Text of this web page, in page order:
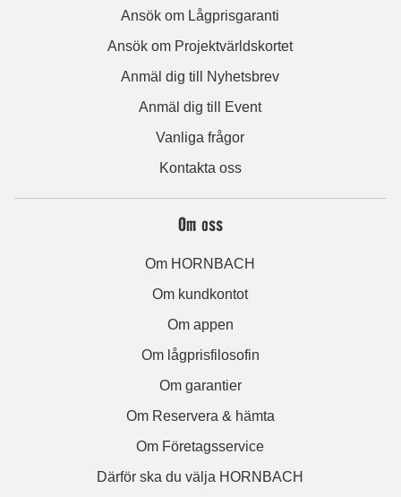
Ansök om Lågprisgaranti
Ansök om Projektvärldskortet
Anmäl dig till Nyhetsbrev
Anmäl dig till Event
Vanliga frågor
Kontakta oss
Om oss
Om HORNBACH
Om kundkontot
Om appen
Om lågprisfilosofin
Om garantier
Om Reservera & hämta
Om Företagsservice
Därför ska du välja HORNBACH